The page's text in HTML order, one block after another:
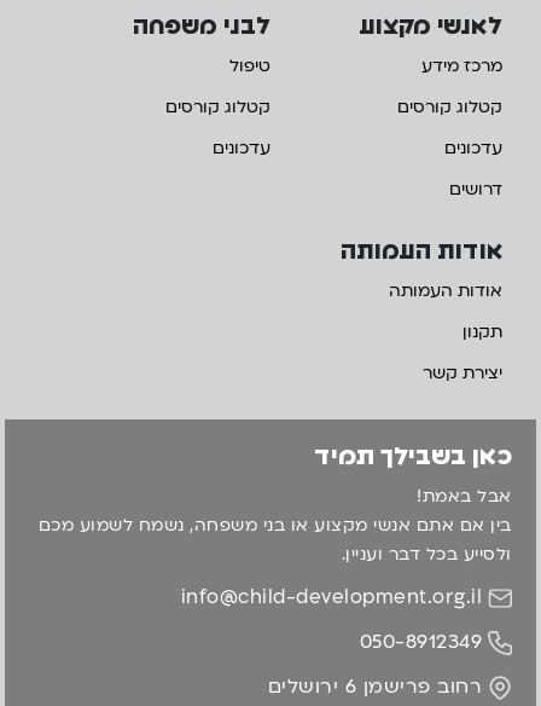
אודות העמותה
אודות העמותה
תקנון
יצירת קשר
לאנשי מקצוע
מרכז מידע
קטלוג קורסים
עדכונים
דרושים
לבני משפחה
טיפול
קטלוג קורסים
עדכונים
כאן בשבילך תמיד
אבל באמת!
בין אם אתם אנשי מקצוע או בני משפחה, נשמח לשמוע מכם
ולסייע בכל דבר ועניין.
info@child-development.org.il
050-8912349
רחוב פרישמן 6 ירושלים